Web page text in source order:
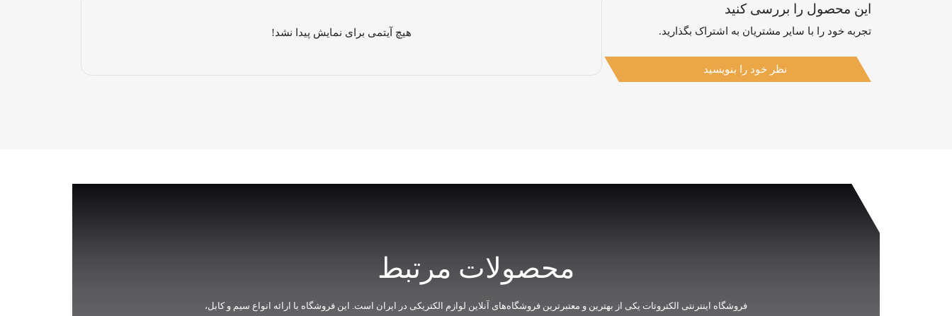
این محصول را بررسی کنید
تجربه خود را با سایر مشتریان به اشتراک بگذارید.
نظر خود را بنویسید
هیچ آیتمی برای نمایش پیدا نشد!
محصولات مرتبط
فروشگاه اینترنتی الکتروتات یکی از بهترین و معتبرترین فروشگاه‌های آنلاین لوازم الکتریکی در ایران است. این فروشگاه با ارائه انواع سیم و کابل،